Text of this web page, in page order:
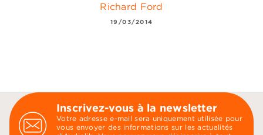
Richard Ford
19/03/2014
Inscrivez-vous à la newsletter
Votre adresse e-mail sera uniquement utilisée pour
vous envoyer des informations sur les actualités